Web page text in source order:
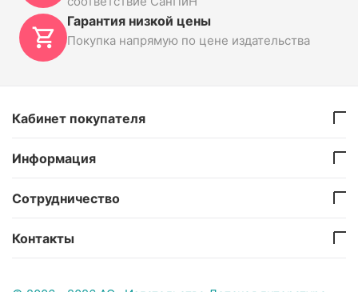
Гарантия низкой цены
Покупка напрямую по цене издательства
Кабинет покупателя
Информация
Сотрудничество
Контакты